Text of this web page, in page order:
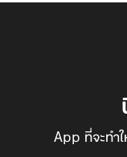
App ที่จะทำ